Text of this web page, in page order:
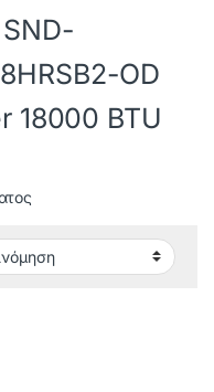
OD
18000 BTU